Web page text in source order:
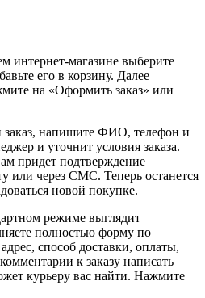
интернет-магазине выберите
его в корзину. Далее
на «Оформить заказ» или
заказ, напишите ФИО, телефон и
и уточнит условия заказа.
придет подтверждение
или через СМС. Теперь останется
новой покупке.
режиме выглядит
полностью форму по
способ доставки, оплаты,
к заказу написать
курьеру вас найти. Нажмите